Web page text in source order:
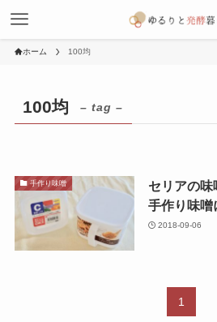
ホーム 100均
100均 – tag –
手作り味噌
セリアの味
手作り味噌
2018-09-06
1